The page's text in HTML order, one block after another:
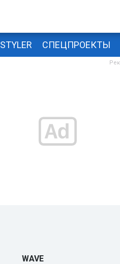
STYLER СПЕЦПРОЕКТЫ
WAVE